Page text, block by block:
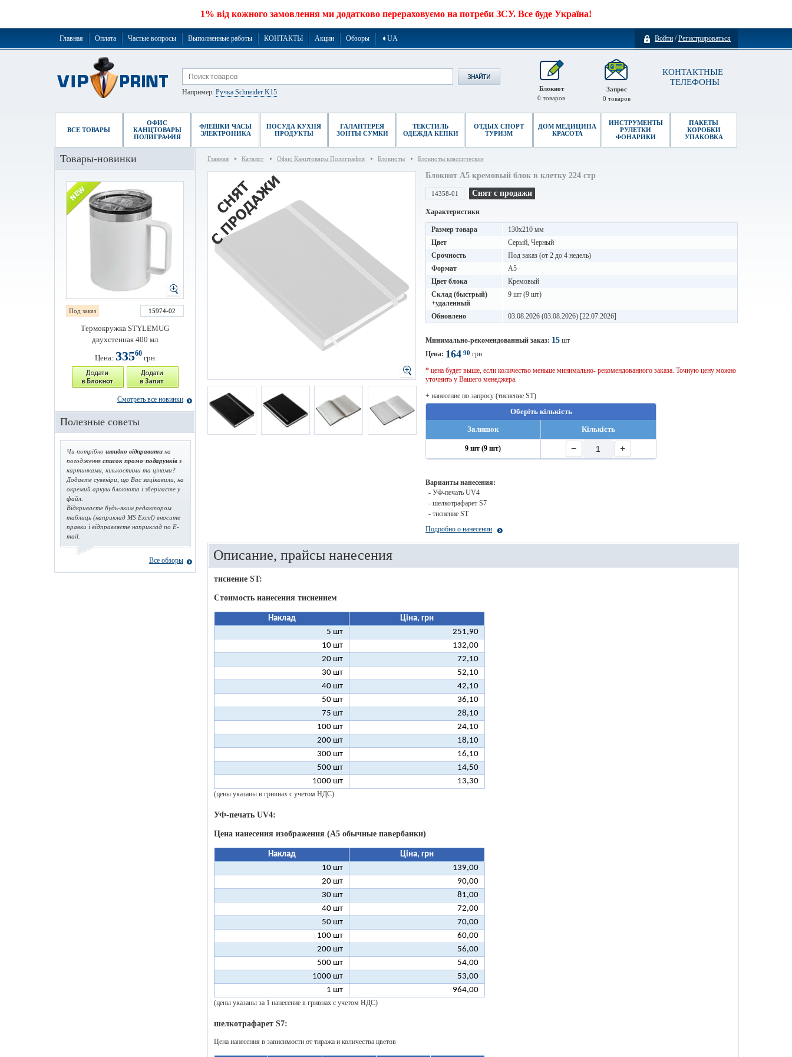
1% від кожного замовлення ми додатково перераховуємо на потреби ЗСУ. Все буде Україна!
Войти /Регистрироваться
Главная Оплата Частые вопросы Выполненные работы КОНТАКТЫ Акции Обзоры ➧UA
КОНТАКТНЫЕ
ТЕЛЕФОНЫ
Запрос
0 товаров
Например: Ручка Schneider K15
Блокнот
0 товаров
ВСЕ ТОВАРЫ
ОФИС
КАНЦТОВАРЫ
ПОЛИГРАФИЯ
ФЛЕШКИ ЧАСЫ
ЭЛЕКТРОНИКА
ПОСУДА КУХНЯ
ПРОДУКТЫ
ГАЛАНТЕРЕЯ
ЗОНТЫ СУМКИ
ТЕКСТИЛЬ
ОДЕЖДА КЕПКИ
ОТДЫХ СПОРТ
ТУРИЗМ
ДОМ МЕДИЦИНА
КРАСОТА
ИНСТРУМЕНТЫ
РУЛЕТКИ
ФОНАРИКИ
ПАКЕТЫ
КОРОБКИ
УПАКОВКА
Главная Каталог Офис Канцтовары Полиграфия Блокноты Блокноты классические
Блокнот A5 кремовый блок в клетку 224 стр
14358-01 Снят с продажи
Характеристики
Размер товара
130х210 мм
Цвет
Серый, Черный
Срочность
Под заказ (от 2 до 4 недель)
Формат
A5
Цвет блока
Кремовый
Склад (быстрый)
+удаленный
9 шт (9 шт)
Обновлено 03.08.2026 (03.08.2026) [22.07.2026]
Минимально-рекомендованный заказ: 15 шт
Цена: 164 90 грн
* цена будет выше, если количество меньше минимально- рекомендованного заказа. Точную цену можно
уточнить у Вашего менеджера.
+ нанесение по запросу (тиснение ST)
Оберіть кількість
Залишок
Кількість
9 шт (9 шт) − +
Варианты нанесения:
- УФ-печать UV4
- шелкотрафарет S7
- тиснение ST
Подробно о нанесении
Описание, прайсы нанесения
тиснение ST:
Стоимость нанесения тиснением
Наклад
Ціна, грн
5 шт
251,90
10 шт
132,00
20 шт
72,10
30 шт
52,10
40 шт
42,10
50 шт
36,10
75 шт
28,10
100 шт
24,10
200 шт
18,10
300 шт
16,10
500 шт
14,50
1000 шт
13,30
(цены указаны в гривнах с учетом НДС)
УФ-печать UV4:
Цена нанесения изображения (А5 обычные павербанки)
Наклад
Ціна, грн
10 шт
139,00
20 шт
90,00
30 шт
81,00
40 шт
72,00
50 шт
70,00
100 шт
60,00
200 шт
56,00
500 шт
54,00
1000 шт
53,00
1 шт
964,00
(цены указаны за 1 нанесение в гривнах с учетом НДС)
шелкотрафарет S7:
Цена нанесения в зависимости от тиража и количества цветов
Товары-новинки
Под заказ 15974-02
Термокружка STYLEMUG
двухстенная 400 мл
Цена: 33560 грн
Смотреть все новинки
Полезные советы
Чи потрібно швидко відправити на
погодження список промо-подарунків з
картинками, кількостями та цінами?
Додаєте сувеніри, що Вас зацікавили, на
окремий аркуш блокнота і зберігаєте у
файл.
Відкриваєте будь-яким редактором
таблиць (наприклад MS Excel) вносите
правки і відправляєте наприклад по E-
mail.
Все обзоры